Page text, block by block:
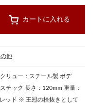
カートに入れる
他
リュー：スチール製 ボデ
チック 長さ：120mm 重量：
ッド ※ 王冠の栓抜きとして